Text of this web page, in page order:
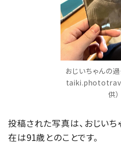
おじいちゃんの
供）
投稿された写真は、おじい
在は91歳とのことです。